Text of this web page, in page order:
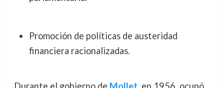
Promoción de políticas de austeridad
financiera racionalizadas.